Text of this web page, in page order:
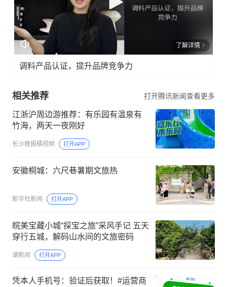
了解详情
调料产品认证，提升品牌竞争力
相关推荐 打开腾讯新闻查看更多
江浙沪周边游推荐：有乐园有温泉有
竹海，两天一夜刚好
长沙晚报橘视频 打开APP
安徽桐城：六尺巷暑期文旅热
新华社新闻 打开APP
皖美宝藏小城“探宝之旅”采风手记 五天
穿行五城，解码山水间的文旅密码
潮新闻 打开APP
凭本人手机号：验证后获取！#运营商